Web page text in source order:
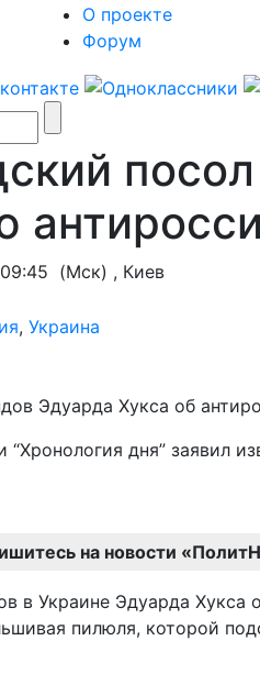
О проекте
Форум
(Мск) , Киев
, Украина
Эдуарда Хукса об
дня” заявил
на новости
в Украине Эдуарда
пилюля, которой